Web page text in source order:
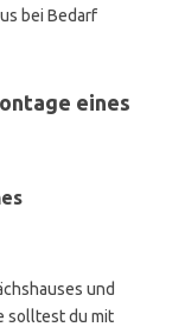
bei Bedarf
eines
und
solltest du mit